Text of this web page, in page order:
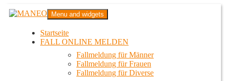
Zum
InhaltMANEO
Das schwule Anti-Gewalt-Projekt in Berlin
Menu and widgets
Startseite
FALL ONLINE MELDEN
Fallmeldung für Männer
Fallmeldung für Frauen
Fallmeldung für Diverse